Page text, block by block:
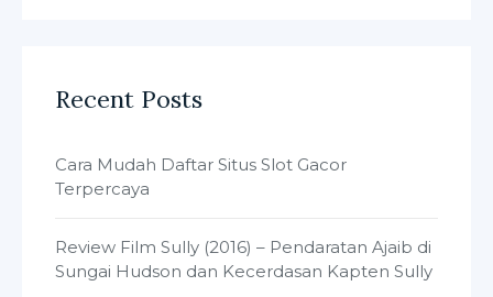
Recent Posts
Cara Mudah Daftar Situs Slot Gacor
Terpercaya
Review Film Sully (2016) – Pendaratan Ajaib di
Sungai Hudson dan Kecerdasan Kapten Sully